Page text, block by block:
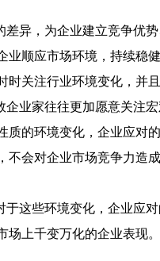
异，为企业建立竞争优
顺应市场环境，持续稳健
关注行业环境变化，并
业家往往更加愿意关注
的环境变化，企业应对
会对企业市场竞争力造
这些环境变化，企业应
上千变万化的企业表现